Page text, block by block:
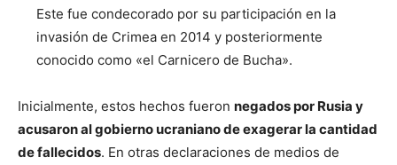
Este fue condecorado por su participación en la
invasión de Crimea en 2014 y posteriormente
conocido como «el Carnicero de Bucha».
Inicialmente, estos hechos fueron negados por Rusia y
acusaron al gobierno ucraniano de exagerar la cantidad
de fallecidos. En otras declaraciones de medios de